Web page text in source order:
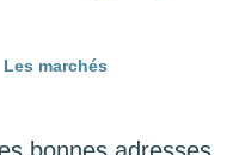
Les marchés